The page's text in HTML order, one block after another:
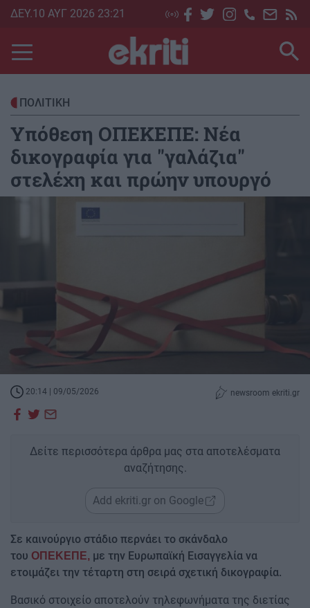
Skip
main
content
ΔΕΥ.10 ΑΥΓ 2026 23:21
ΠΟΛΙΤΙΚΗ
Υπόθεση ΟΠΕΚΕΠΕ: Νέα
δικογραφία για "γαλάζια"
στελέχη και πρώην υπουργό
20:14 | 09/05/2026 newsroom ekriti.gr
Δείτε περισσότερα άρθρα μας στα αποτελέσματα
αναζήτησης.
Add ekriti.gr on Google
Σε καινούργιο στάδιο περνάει το σκάνδαλο
του ΟΠΕΚΕΠΕ, με την Ευρωπαϊκή Εισαγγελία να
ετοιμάζει την τέταρτη στη σειρά σχετική δικογραφία.
Βασικό στοιχείο αποτελούν τηλεφωνήματα της διετίας